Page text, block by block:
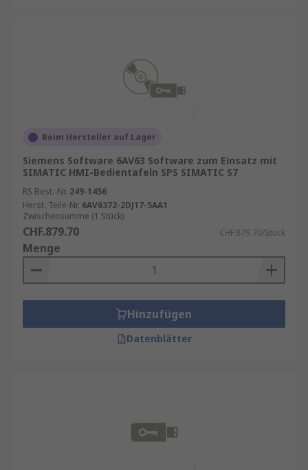
Beim Hersteller auf Lager
Siemens Software 6AV63 Software zum Einsatz mit
SIMATIC HMI-Bedientafeln SPS SIMATIC S7
RS Best.-Nr. 249-1456
Herst. Teile-Nr. 6AV6372-2DJ17-5AA1
Zwischensumme (1 Stück)
CHF.879.70 CHF.879.70/Stück
Menge
Hinzufügen
Datenblätter